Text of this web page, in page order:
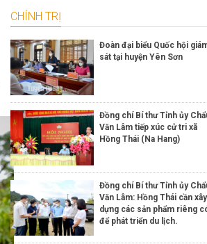
CHÍNH TRỊ
Đoàn đại biểu Quốc hội
sát tại huyện Yên Sơn
Đồng chí Bí thư Tỉnh ủy
Văn Lâm tiếp xúc cử tri xã
Hồng Thái (Na Hang)
Đồng chí Bí thư Tỉnh ủy
Văn Lâm: Hồng Thái cần xây
dựng các sản phẩm riêng
để phát triển du lịch.